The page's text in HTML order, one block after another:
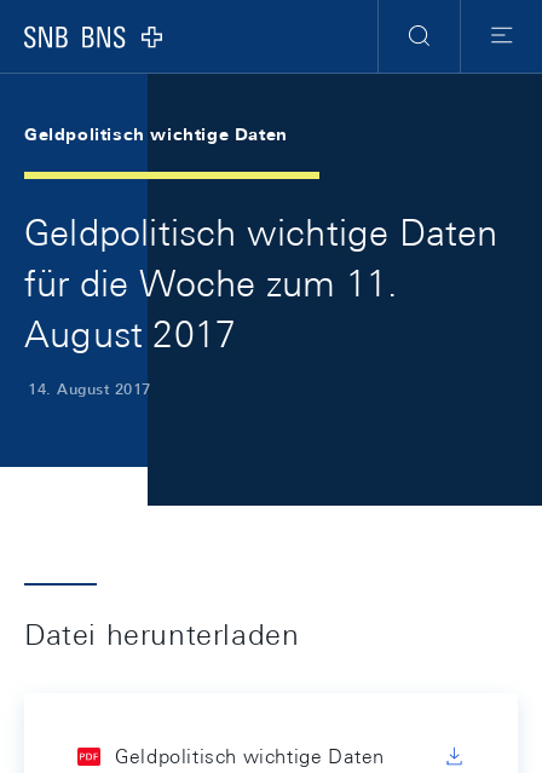
Logo
Suche
Menu
Geldpolitisch wichtige Daten
Geldpolitisch wichtige Daten
für die Woche zum 11.
August 2017
14. August 2017
Datei herunterladen
Geldpolitisch wichtige Daten